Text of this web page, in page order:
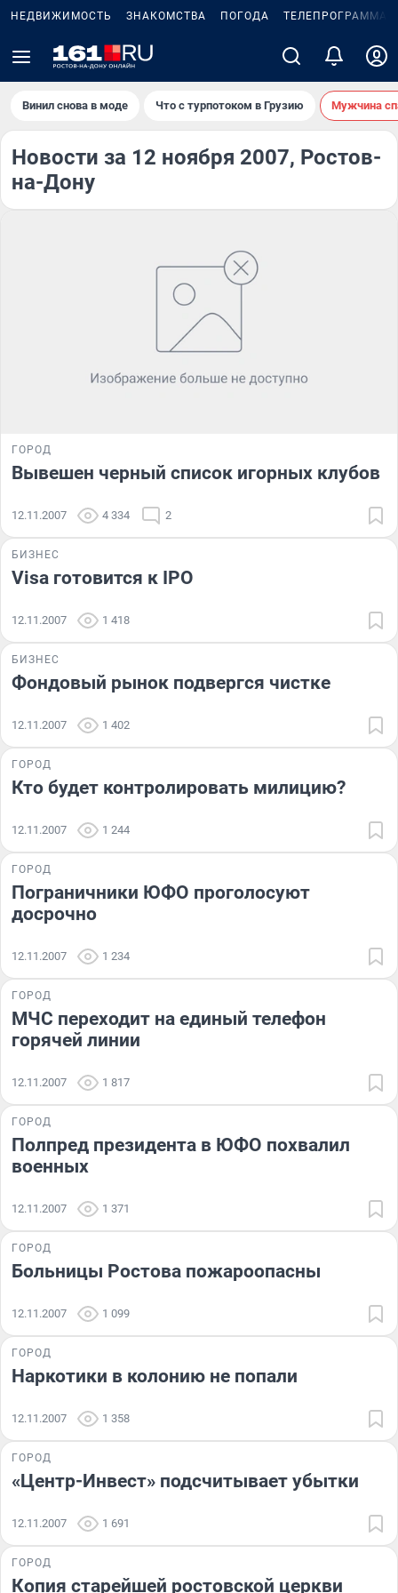
НЕДВИЖИМОСТЬ ЗНАКОМСТВА ПОГОДА ТЕЛЕПРОГРАММА
Винил снова в моде Что с турпотоком в Грузию Мужчина
Новости за 12 ноября 2007, Ростов-
на-Дону
ГОРОД
Вывешен черный список игорных клубов
12.11.2007 4 334 2
БИЗНЕС
Visa готовится к IPO
12.11.2007 1 418
БИЗНЕС
Фондовый рынок подвергся чистке
12.11.2007 1 402
ГОРОД
Кто будет контролировать милицию?
12.11.2007 1 244
ГОРОД
Пограничники ЮФО проголосуют
досрочно
12.11.2007 1 234
ГОРОД
МЧС переходит на единый телефон
горячей линии
12.11.2007 1 817
ГОРОД
Полпред президента в ЮФО похвалил
военных
12.11.2007 1 371
ГОРОД
Больницы Ростова пожароопасны
12.11.2007 1 099
ГОРОД
Наркотики в колонию не попали
12.11.2007 1 358
ГОРОД
«Центр-Инвест» подсчитывает убытки
12.11.2007 1 691
ГОРОД
Копия старейшей ростовской церкви